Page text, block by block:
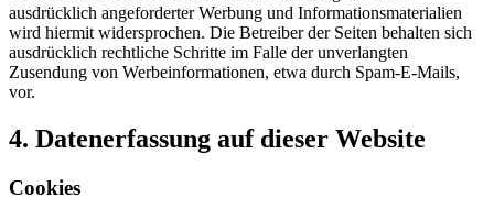
ausdrücklich angeforderter Werbung und Informationsmaterialien
wird hiermit widersprochen. Die Betreiber der Seiten behalten sich
ausdrücklich rechtliche Schritte im Falle der unverlangten
Zusendung von Werbeinformationen, etwa durch Spam-E-Mails,
vor.
4. Datenerfassung auf dieser Website
Cookies